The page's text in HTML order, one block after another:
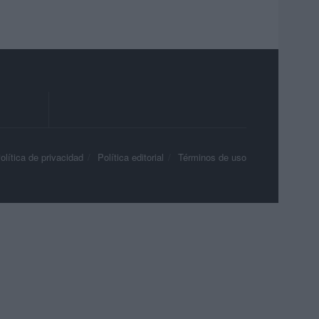
de privacidad Política editorial Términos de uso